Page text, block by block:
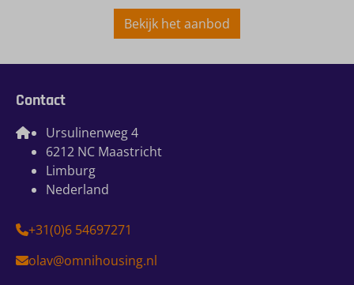
Bekijk het aanbod
Contact
Ursulinenweg 4
6212 NC Maastricht
Limburg
Nederland
+31(0)6 54697271
olav@omnihousing.nl